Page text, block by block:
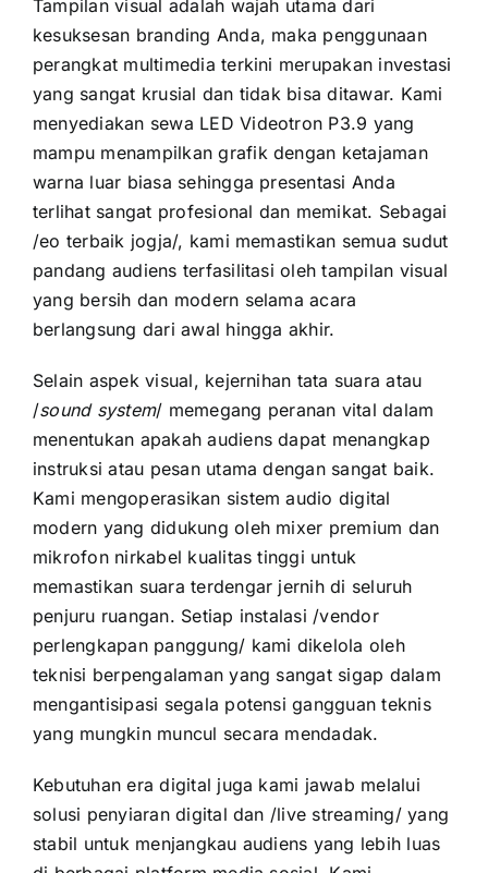
Tampilan visual adalah wajah utama dari
kesuksesan branding Anda, maka penggunaan
perangkat multimedia terkini merupakan investasi
yang sangat krusial dan tidak bisa ditawar. Kami
menyediakan sewa LED Videotron P3.9 yang
mampu menampilkan grafik dengan ketajaman
warna luar biasa sehingga presentasi Anda
terlihat sangat profesional dan memikat. Sebagai
/eo terbaik jogja/, kami memastikan semua sudut
pandang audiens terfasilitasi oleh tampilan visual
yang bersih dan modern selama acara
berlangsung dari awal hingga akhir.
Selain aspek visual, kejernihan tata suara atau
/sound system/ memegang peranan vital dalam
menentukan apakah audiens dapat menangkap
instruksi atau pesan utama dengan sangat baik.
Kami mengoperasikan sistem audio digital
modern yang didukung oleh mixer premium dan
mikrofon nirkabel kualitas tinggi untuk
memastikan suara terdengar jernih di seluruh
penjuru ruangan. Setiap instalasi /vendor
perlengkapan panggung/ kami dikelola oleh
teknisi berpengalaman yang sangat sigap dalam
mengantisipasi segala potensi gangguan teknis
yang mungkin muncul secara mendadak.
Kebutuhan era digital juga kami jawab melalui
solusi penyiaran digital dan /live streaming/ yang
stabil untuk menjangkau audiens yang lebih luas